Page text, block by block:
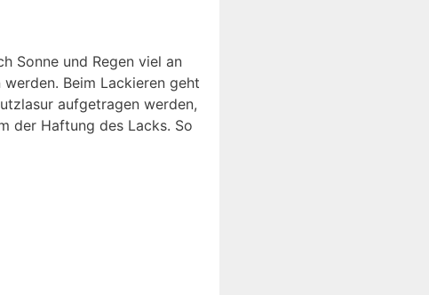
Sonne und Regen viel an
Beim Lackieren geht
aufgetragen werden,
der Haftung des Lacks. So